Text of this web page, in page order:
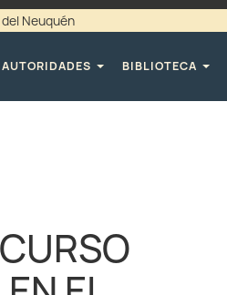
Neuquén
AUTORIDADES
BIBLIOTECA